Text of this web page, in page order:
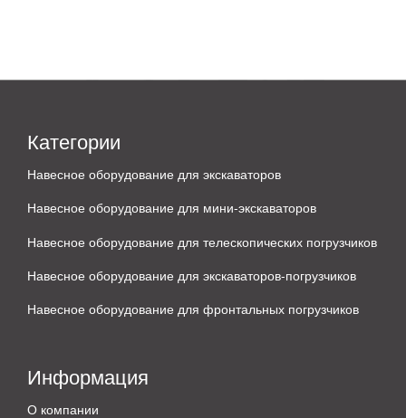
Категории
Навесное оборудование для экскаваторов
Навесное оборудование для мини-экскаваторов
Навесное оборудование для телескопических погрузчиков
Навесное оборудование для экскаваторов-погрузчиков
Навесное оборудование для фронтальных погрузчиков
Информация
О компании